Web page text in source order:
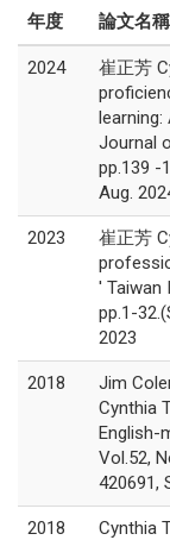
年度 論文名稱
2024
崔正芳
learning:
Journal
pp.139 -
Aug.
2023
崔正芳
' Taiwan
pp.1-
2023
2018
Jim
Cynthia
English-
Vol.52,
420691,
2018
Cynthia